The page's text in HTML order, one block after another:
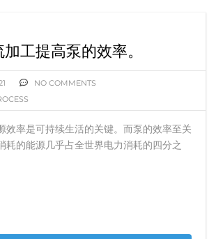
工提高泵的效率。
NO COMMENTS
效率是可持续生活的关键。而泵的效率至关
耗的能源几乎占全世界电力消耗的四分之